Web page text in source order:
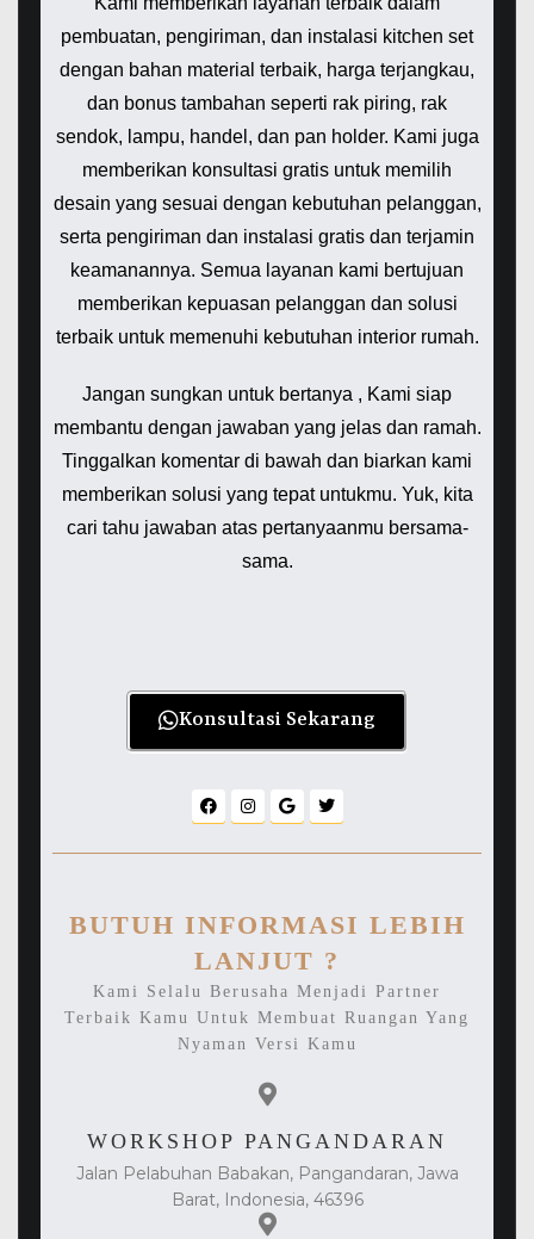
pembuatan, pengiriman, dan instalasi kitchen set
dengan bahan material terbaik, harga terjangkau,
dan bonus tambahan seperti rak piring, rak
sendok, lampu, handel, dan pan holder. Kami juga
memberikan konsultasi gratis untuk memilih
desain yang sesuai dengan kebutuhan pelanggan,
serta pengiriman dan instalasi gratis dan terjamin
keamanannya. Semua layanan kami bertujuan
memberikan kepuasan pelanggan dan solusi
terbaik untuk memenuhi kebutuhan interior rumah.
Jangan sungkan untuk bertanya , Kami siap
membantu dengan jawaban yang jelas dan ramah.
Tinggalkan komentar di bawah dan biarkan kami
memberikan solusi yang tepat untukmu. Yuk, kita
cari tahu jawaban atas pertanyaanmu bersama-
sama.
Konsultasi Sekarang
BUTUH INFORMASI LEBIH
LANJUT ?
Kami Selalu Berusaha Menjadi Partner
Terbaik Kamu Untuk Membuat Ruangan Yang
Nyaman Versi Kamu
WORKSHOP PANGANDARAN
Jalan Pelabuhan Babakan, Pangandaran, Jawa
Barat, Indonesia, 46396